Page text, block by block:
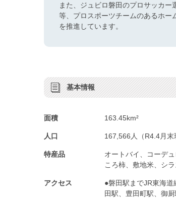
また、ジュビロ磐田のプロサッカ
等、プロスポーツチームのあるホー
を推進しています。
基本情報
面積 163.45km²
人口 167,566人（R4.4月末
特産品
オートバイ、コーデ
ころ柿、敷地米、シラ
アクセス
●磐田駅までJR東海
田駅、豊田町駅、御厨